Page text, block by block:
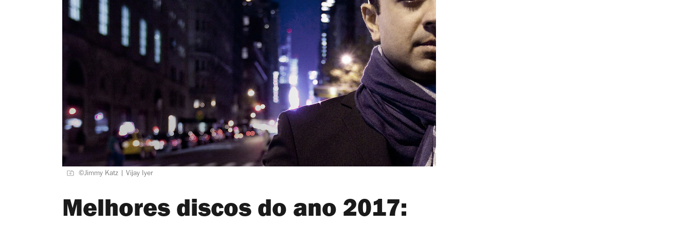
©Jimmy Katz | Vijay Iyer
Melhores discos do ano 2017: